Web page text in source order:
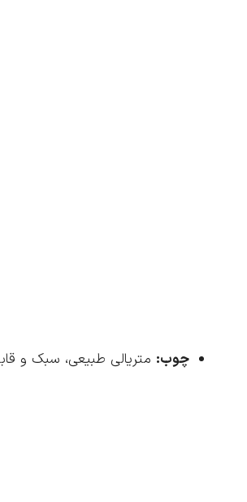
چوب: متریالی طبیعی، سبک و